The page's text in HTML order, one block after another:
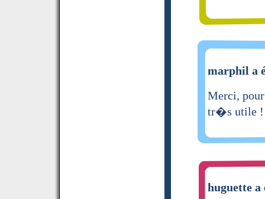
marphil a
Merci,
tr�s utile
huguette